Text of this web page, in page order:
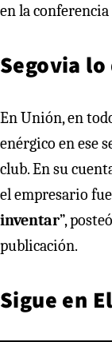
en la conferencia
Segovia
En Unión, en
enérgico en ese
club. En su
el empresario
inventar”,
publicación.
Sigue en